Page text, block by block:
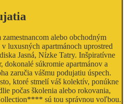
alebo obchodným
luxusných apartmánoch uprostred
Jasná, Nízke Tatry. Inšpiratívne
dokonalé súkromie apartmánov a
zaručia vášmu podujatiu úspech.
ktoré stmelí váš kolektív, ponúkne
počas školenia alebo rokovania,
sú tou správnou voľbou.